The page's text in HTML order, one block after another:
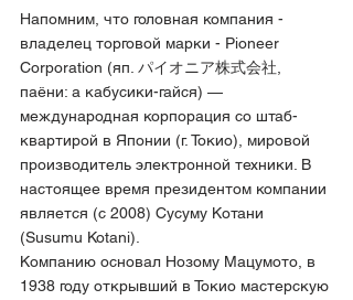
Напомним, что головная компания -
владелец торговой марки - Pioneer
Corporation (яп. パイオニア株式会社,
паёни: а кабусики-гайся) —
международная корпорация со штаб-
квартирой в Японии (г. Токио), мировой
производитель электронной техники. В
настоящее время президентом компании
является (с 2008) Сусуму Котани
(Susumu Kotani).
Компанию основал Нозому Мацумото, в
1938 году открывший в Токио мастерскую